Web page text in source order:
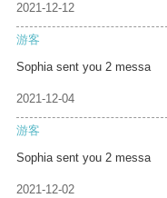
2021-12-12
游客
Sophia sent you 2 messa
2021-12-04
游客
Sophia sent you 2 messa
2021-12-02